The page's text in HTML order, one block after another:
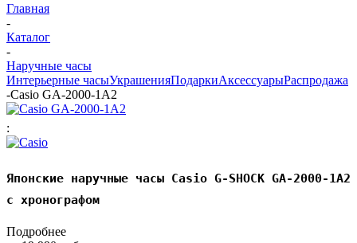
Главная
-
Каталог
-
Наручные часы
Интерьерные часыУкрашенияПодаркиАксессуарыРаспродажа
-Casio GA-2000-1A2
:
Японские наручные часы Casio G-SHOCK GA-2000-1A2
с хронографом
Подробнее